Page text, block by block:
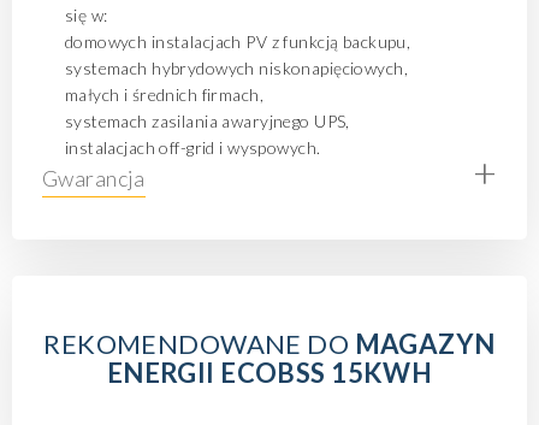
się w:
domowych instalacjach PV z funkcją backupu,
systemach hybrydowych niskonapięciowych,
małych i średnich firmach,
systemach zasilania awaryjnego UPS,
instalacjach off-grid i wyspowych.
Gwarancja +
REKOMENDOWANE DO MAGAZYN
ENERGII ECOBSS 15KWH